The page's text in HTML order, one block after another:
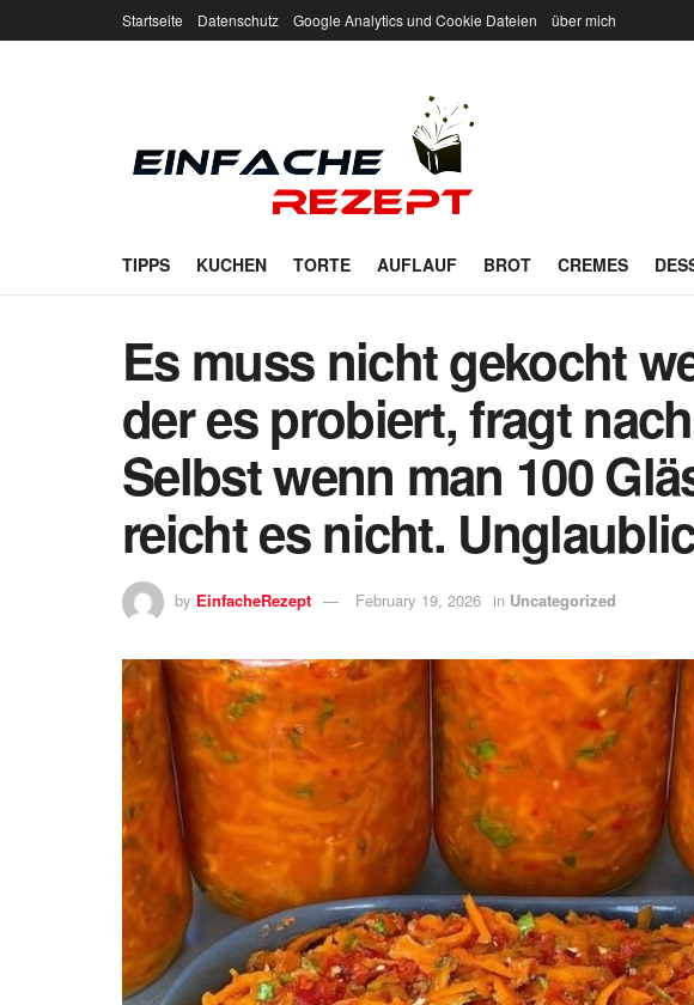
Startseite Datenschutz Google Analytics und Cookie Dateien über mich
TIPPS KUCHEN TORTE AUFLAUF BROT CREMES
Es muss nicht gekocht
der es probiert, fragt
Selbst wenn man 100
reicht es nicht.
by EinfacheRezept February 19, 2026 in Uncategorized